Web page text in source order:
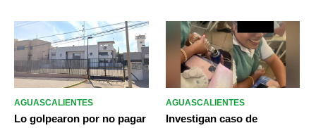
AGUASCALIENTES
Lo golpearon por no pagar
AGUASCALIENTES
Investigan caso de